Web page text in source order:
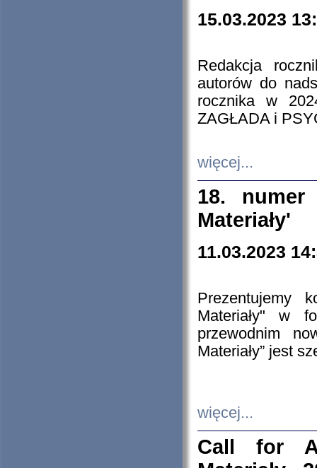
15.03.2023
Redakcja
autorów do
rocznika w
ZAGŁADA i
więcej...
18. numer
Materiały'
11.03.2023
Prezentujemy
Materiały" w
przewodnim
Materiały” jest
więcej...
Call for